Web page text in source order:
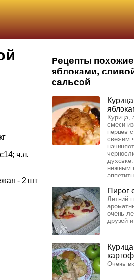
ч.л.
- 2 шт
Рецепты
яблоками,
сальсой
Курица,
смеси
перцев
свежим
нежным
Пирог
Летний
очень
друзей
Очень